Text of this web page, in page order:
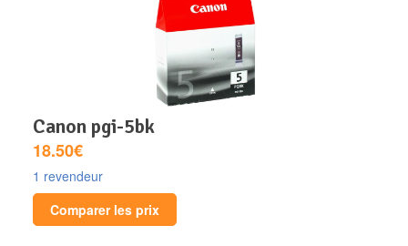
canon pgi-5bk
18.50€
1 revendeur
Comparer les prix